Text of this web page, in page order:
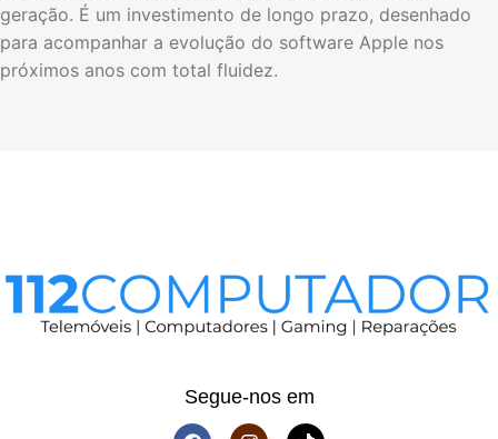
geração. É um investimento de longo prazo, desenhado
para acompanhar a evolução do software Apple nos
próximos anos com total fluidez.
Segue-nos em